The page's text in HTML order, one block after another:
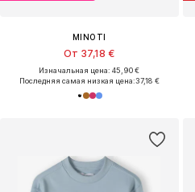
MINOTI
От 37,18 €
Изначальная цена: 45,90 €
Последняя самая низкая цена:37,18 €